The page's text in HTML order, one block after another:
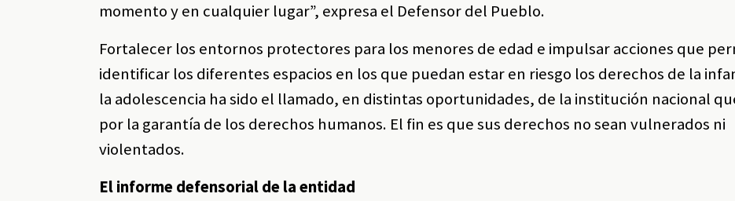
momento y en cualquier lugar”, expresa el Defensor del Pueblo.
Fortalecer los entornos protectores para los menores de edad e impulsar acciones que
identificar los diferentes espacios en los que puedan estar en riesgo los derechos de la
la adolescencia ha sido el llamado, en distintas oportunidades, de la institución nacional
por la garantía de los derechos humanos. El fin es que sus derechos no sean vulnerados ni
violentados.
El informe defensorial de la entidad